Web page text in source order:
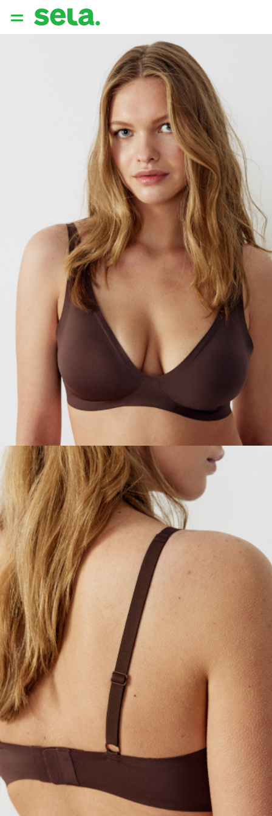
популярные запросы
ДевушкиМужчиныДетиДом
АРХИТЕКТУРА ОБРАЗА
THE ‘90S. OFFICE
АКСЕССУАРЫ
ОБУВЬ
ПРИМЕРИТЬ ОНЛАЙН
SELA × ЧЕБУРАШКА
SELA.PREMIUM
БОЛЬШИЕ РАЗМЕРЫ
НАТУРАЛЬНЫЕ ТКАНИ
СКОРО В ПРОДАЖЕ
РАСПРОДАЖА ДО -60%
ЛУКБУКИ
ПОДАРОЧНЫЕ СЕРТИФИКАТЫ
WINX CLUB
КЛУБ 12:00
HELLO, ТРОПИКИ
НОВИНКИ
ОДЕЖДА
АКСЕССУАРЫ
SELA × МАЛЕНЬКИЙ ПРИНЦ
ПРИМЕРИТЬ ОНЛАЙН
SELA × HELLO KITTY
ДЕНИМ
СКОРО В ПРОДАЖЕ
РАСПРОДАЖА ДО -60%
ЛУКБУКИ
ПОДАРОЧНЫЕ СЕРТИФИКАТЫ
НА СЛУЧАЙ ПОНЕДЕЛЬНИКА
КОНСТРУКТОР ГАРДЕРОБА
АКСЕССУАРЫ